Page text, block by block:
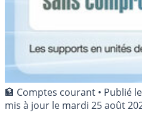
🏦 Comptes courant • Publié le
mis à jour le mardi 25 août